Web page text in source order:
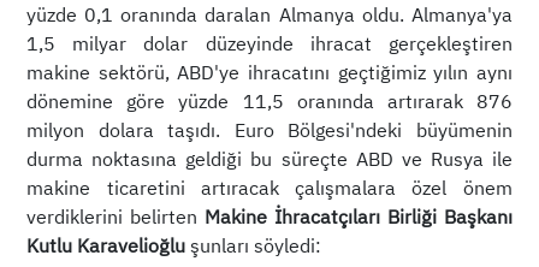
yüzde 0,1 oranında daralan Almanya oldu. Almanya'ya
1,5 milyar dolar düzeyinde ihracat gerçekleştiren
makine sektörü, ABD'ye ihracatını geçtiğimiz yılın aynı
dönemine göre yüzde 11,5 oranında artırarak 876
milyon dolara taşıdı. Euro Bölgesi'ndeki büyümenin
durma noktasına geldiği bu süreçte ABD ve Rusya ile
makine ticaretini artıracak çalışmalara özel önem
verdiklerini belirten Makine İhracatçıları Birliği Başkanı
Kutlu Karavelioğlu şunları söyledi: